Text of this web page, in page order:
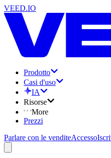
VEED.IO
Prodotto
Casi d'uso
IA
Risorse
More
Prezzi
Parlare con le venditeAccesso